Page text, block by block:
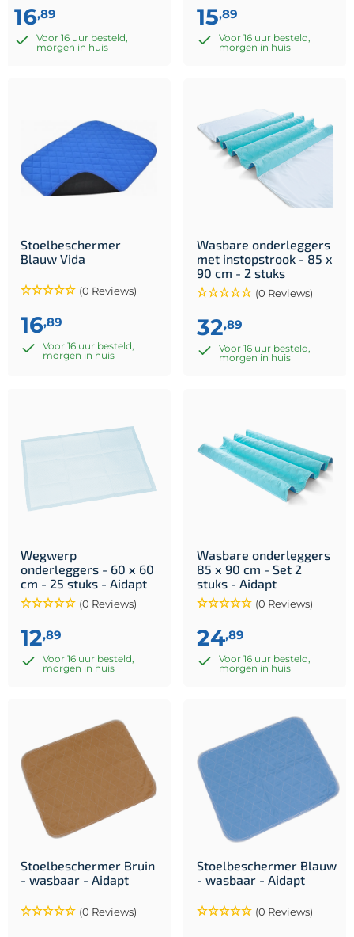
16,89
Voor 16 uur besteld,
morgen in huis
15,89
Voor 16 uur besteld,
morgen in huis
Stoelbeschermer
Blauw Vida
(0 Reviews)
16,89
Voor 16 uur besteld,
morgen in huis
Wasbare onderleggers
met instopstrook - 85 x
90 cm - 2 stuks
(0 Reviews)
32,89
Voor 16 uur besteld,
morgen in huis
Wegwerp
onderleggers - 60 x 60
cm - 25 stuks - Aidapt
(0 Reviews)
12,89
Voor 16 uur besteld,
morgen in huis
Wasbare onderleggers
85 x 90 cm - Set 2
stuks - Aidapt
(0 Reviews)
24,89
Voor 16 uur besteld,
morgen in huis
Stoelbeschermer Bruin
- wasbaar - Aidapt
(0 Reviews)
Stoelbeschermer Blauw
- wasbaar - Aidapt
(0 Reviews)